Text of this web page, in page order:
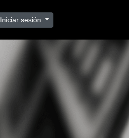
Iniciar sesión